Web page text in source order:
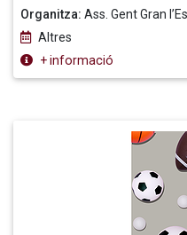
Organitza: Ass. Gent Gran
Altres
+ informació